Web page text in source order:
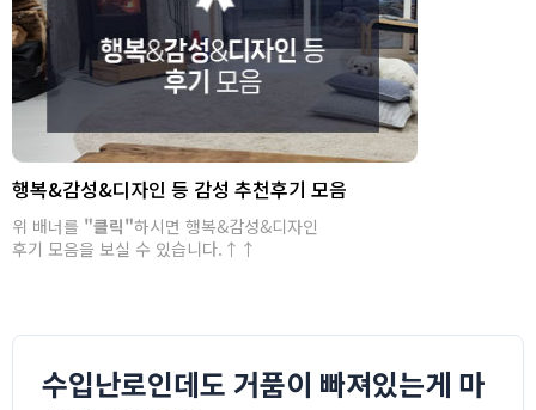
행복&감성&디자인 등 감성 추천후기 모음
위 배너를 "클릭"하시면 행복&감성&디자인
후기 모음을 보실 수 있습니다.↑↑
수입난로인데도 거품이 빠져있는게 마